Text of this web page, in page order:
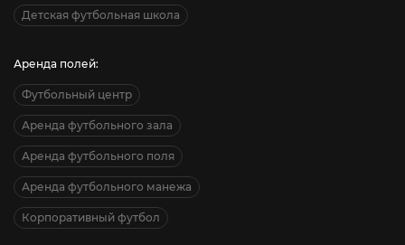
Детская футбольная школа
Аренда полей:
Футбольный центр
Аренда футбольного зала
Аренда футбольного поля
Аренда футбольного манежа
Корпоративный футбол